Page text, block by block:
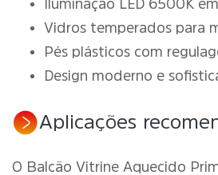
Iluminação LED 6500K
Vidros temperados para
Pés plásticos com
Design moderno e
Aplicações
O Balcão Vitrine Aquecido